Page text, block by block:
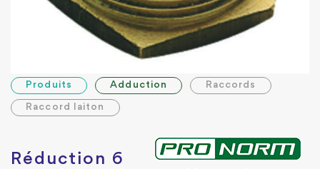
Produits Adduction Raccords
Raccord laiton
Réduction 6